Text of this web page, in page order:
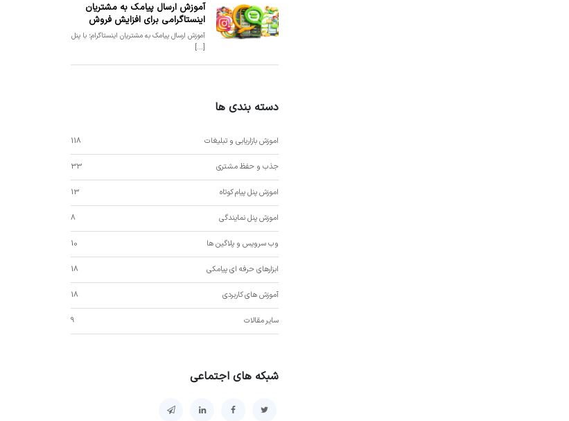
آموزش ارسال پیامک به مشتریان
اینستاگرامی برای افزایش فروش
آموزش ارسال پیامک به مشتریان اینستاگرام؛ با پنل
[...]
دسته بندی ها
اموزش بازاریابی و تبلیغات 118
جذب و حفظ مشتری 33
اموزش پنل پیام کوتاه 13
اموزش پنل نمایندگی 8
وب سرویس و پلاگین ها 10
ابزارهای حرفه ای پیامکی 18
آموزش های کاربردی 18
سایر مقالات 9
شبکه های اجتماعی